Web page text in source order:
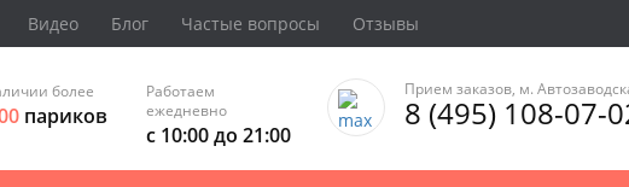
Видео Блог Частые вопросы Отзывы
более
париков
Работаем
ежедневно
с 10:00 до 21:00
Прием заказов, м.
8 (495) 108-07-